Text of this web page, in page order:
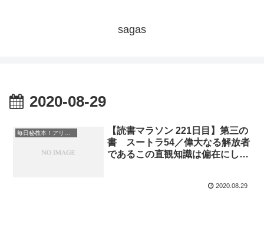
sagas
2020-08-29
【読書マラソン 221日目】第三の
書 スートラ54／偉大なる解放者
であるこの直観知識は偏在にして
2020.08.29